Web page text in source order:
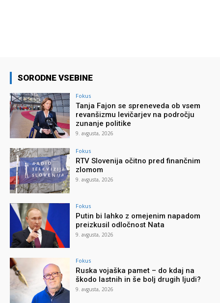
SORODNE VSEBINE
Fokus
Tanja Fajon se spreneveda ob vsem
revanšizmu levičarjev na področju
zunanje politike
9. avgusta, 2026
Fokus
RTV Slovenija očitno pred finančnim
zlomom
9. avgusta, 2026
Fokus
Putin bi lahko z omejenim napadom
preizkusil odločnost Nata
9. avgusta, 2026
Fokus
Ruska vojaška pamet – do kdaj na
škodo lastnih in še bolj drugih ljudi?
9. avgusta, 2026